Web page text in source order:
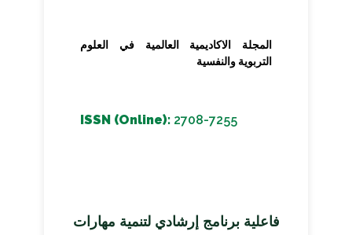
المجلة الاكاديمية العالمية في العلوم
التربوية والنفسية
ISSN (Online): 2708-7255
فاعلية برنامج إرشادي لتنمية مهارات